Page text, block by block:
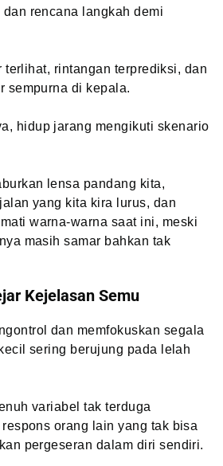
dan rencana langkah demi
terlihat, rintangan terprediksi, dan
sempurna di kepala.
hidup jarang mengikuti skenario
lensa pandang kita,
yang kita kira lurus, dan
warna-warna saat ini, meski
masih samar bahkan tak
Kejelasan Semu
dan memfokuskan segala
sering berujung pada lelah
variabel tak terduga
orang lain yang tak bisa
pergeseran dalam diri sendiri.